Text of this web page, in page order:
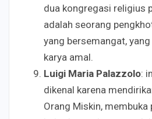
dua kongregasi religius
adalah seorang
yang bersemangat,
karya amal.
Luigi Maria Palazzolo:
dikenal karena
Orang Miskin, membuka